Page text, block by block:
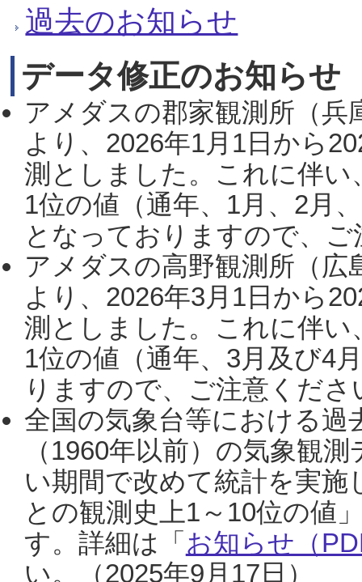
過去のお知らせ
データ修正のお知らせ
アメダスの郡家観測所（
より、2026年1月1日から
測としました。これに伴い
1位の値（通年、1月、2月
となっておりますので、
アメダスの高野観測所（
より、2026年3月1日から
測としました。これに伴い
1位の値（通年、3月及び4
りますので、ご注意くだ
全国の気象台等における過
（1960年以前）の気象観
い期間で改めて統計を実
との観測史上1～10位の値
す。詳細は「 お知らせ（
い。（2025年9月17日）